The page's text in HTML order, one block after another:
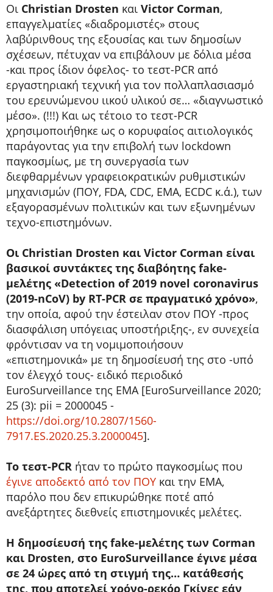
Οι Christian Drosten και Victor Corman,
επαγγελματίες «διαδρομιστές» στους
λαβύρινθους της εξουσίας και των δημοσίων
σχέσεων, πέτυχαν να επιβάλουν με δόλια μέσα
-και προς ίδιον όφελος- το τεστ-PCR από
εργαστηριακή τεχνική για τον πολλαπλασιασμό
του ερευνώμενου ιικού υλικού σε… «διαγνωστικό
μέσο». (!!!) Και ως τέτοιο το τεστ-PCR
χρησιμοποιήθηκε ως ο κορυφαίος αιτιολογικός
παράγοντας για την επιβολή των lockdown
παγκοσμίως, με τη συνεργασία των
διεφθαρμένων γραφειοκρατικών ρυθμιστικών
μηχανισμών (ΠΟΥ, FDA, CDC, EMA, ECDC κ.ά.), των
εξαγορασμένων πολιτικών και των εξωνημένων
τεχνο-επιστημόνων.
Οι Christian Drosten και Victor Corman είναι
βασικοί συντάκτες της διαβόητης fake-
μελέτης «Detection of 2019 novel coronavirus
(2019-nCoV) by RT-PCR σε πραγματικό χρόνο»,
την οποία, αφού την έστειλαν στον ΠΟΥ -προς
διασφάλιση υπόγειας υποστήριξης-, εν συνεχεία
φρόντισαν να τη νομιμοποιήσουν
«επιστημονικά» με τη δημοσίευσή της στο -υπό
τον έλεγχό τους- ειδικό περιοδικό
EuroSurveillance της EMA [EuroSurveillance 2020;
25 (3): pii = 2000045 -
https://doi.org/10.2807/1560-
7917.ES.2020.25.3.2000045].
Το τεστ-PCR ήταν το πρώτο παγκοσμίως που
έγινε αποδεκτό από τον ΠΟΥ και την ΕΜΑ,
παρόλο που δεν επικυρώθηκε ποτέ από
ανεξάρτητες διεθνείς επιστημονικές μελέτες.
Η δημοσίευσή της fake-μελέτης των Corman
και Drosten, στο EuroSurveillance έγινε μέσα
σε 24 ώρες από τη στιγμή της… κατάθεσής
της, που αποτελεί χρόνο-ρεκόρ Γκίνες εάν